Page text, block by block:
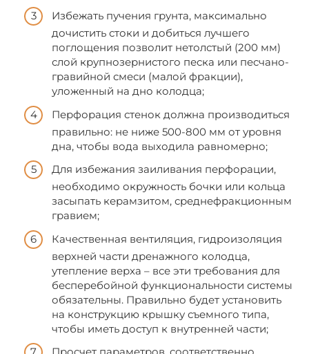
Избежать пучения грунта, максимально
дочистить стоки и добиться лучшего
поглощения позволит нетолстый (200 мм)
слой крупнозернистого песка или песчано-
гравийной смеси (малой фракции),
уложенный на дно колодца;
Перфорация стенок должна производиться
правильно: не ниже 500-800 мм от уровня
дна, чтобы вода выходила равномерно;
Для избежания заиливания перфорации,
необходимо окружность бочки или кольца
засыпать керамзитом, среднефракционным
гравием;
Качественная вентиляция, гидроизоляция
верхней части дренажного колодца,
утепление верха – все эти требования для
бесперебойной функциональности системы
обязательны. Правильно будет установить
на конструкцию крышку съемного типа,
чтобы иметь доступ к внутренней части;